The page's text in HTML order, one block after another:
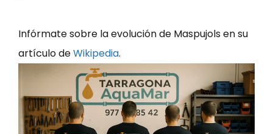
Infórmate sobre la evolución de Maspujols en su
artículo deWikipedia.